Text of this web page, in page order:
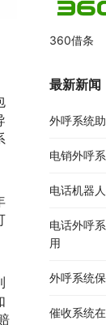
360借条
最新新闻
外呼系统
电销外呼
电话机器
电话外呼
用
外呼系统
催收系统